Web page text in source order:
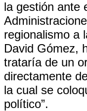
la gestión ante
regionalismo a
David Gómez,
trataría de un
directamente
la cual se
político”.